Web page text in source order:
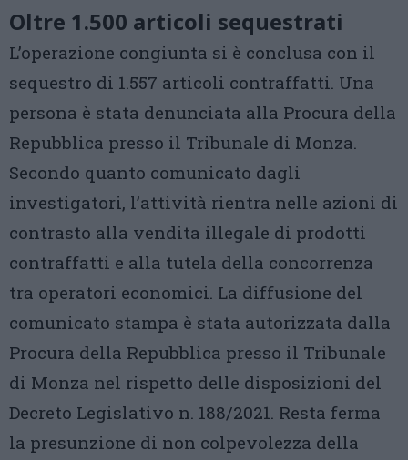
Oltre 1.500 articoli sequestrati
L’operazione congiunta si è conclusa con il
sequestro di 1.557 articoli contraffatti. Una
persona è stata denunciata alla Procura della
Repubblica presso il Tribunale di Monza.
Secondo quanto comunicato dagli
investigatori, l’attività rientra nelle azioni di
contrasto alla vendita illegale di prodotti
contraffatti e alla tutela della concorrenza
tra operatori economici. La diffusione del
comunicato stampa è stata autorizzata dalla
Procura della Repubblica presso il Tribunale
di Monza nel rispetto delle disposizioni del
Decreto Legislativo n. 188/2021. Resta ferma
la presunzione di non colpevolezza della